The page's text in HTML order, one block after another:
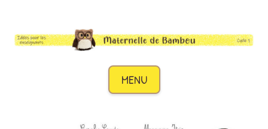
MENU
Aller au contenu